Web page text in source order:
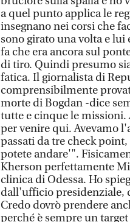
a quel punto applica le
insegnano nei corsi che
sono girato una volta e
fa che era ancora sul
di tiro. Quindi presumo
fatica. Il giornalista di
comprensibilmente
morte di Bogdan -dice
tutte e cinque le
per venire qui. Avevamo
passati da tre check
potete andare'".
Kherson perfettamente
clinica di Odessa. Ho
dall'ufficio presidenziale,
Credo dovrò prendere
perché è sempre un